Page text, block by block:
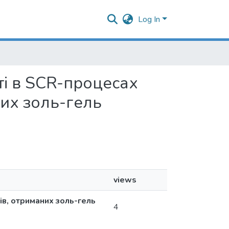
Log In
в SCR-процесах
золь-гель
views
отриманих золь-гель
4